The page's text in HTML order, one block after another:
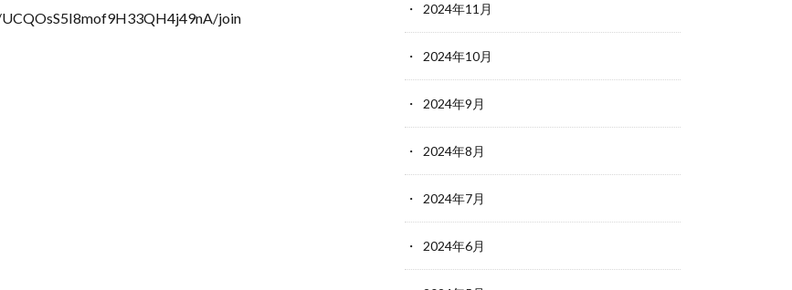
join
2024年11月
2024年10月
2024年9月
2024年8月
2024年7月
2024年6月